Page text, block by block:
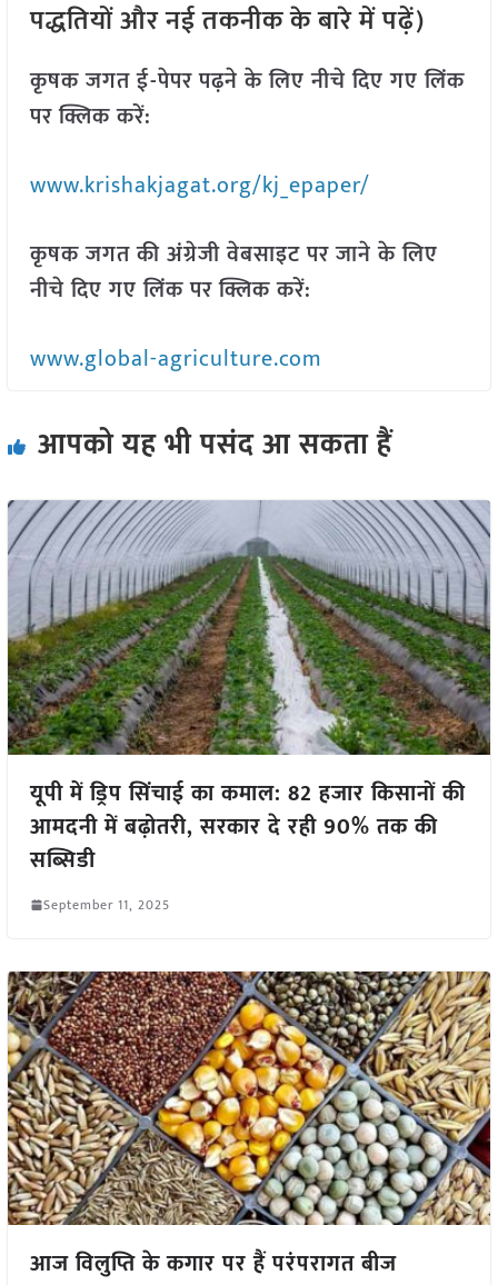
पद्धतियों और नई तकनीक के बारे में पढ़ें)
कृषक जगत ई-पेपर पढ़ने के लिए नीचे दिए गए लिंक
पर क्लिक करें:
www.krishakjagat.org/kj_epaper/
कृषक जगत की अंग्रेजी वेबसाइट पर जाने के लिए
नीचे दिए गए लिंक पर क्लिक करें:
www.global-agriculture.com
आपको यह भी पसंद आ सकता हैं
यूपी में ड्रिप सिंचाई का कमाल: 82 हजार किसानों की
आमदनी में बढ़ोतरी, सरकार दे रही 90% तक की
सब्सिडी
September 11, 2025
आज विलुप्ति के कगार पर हैं परंपरागत बीज